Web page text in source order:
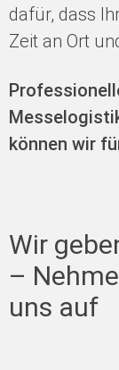
dafür, dass
Zeit an Ort
können wir
Wir
–
uns auf